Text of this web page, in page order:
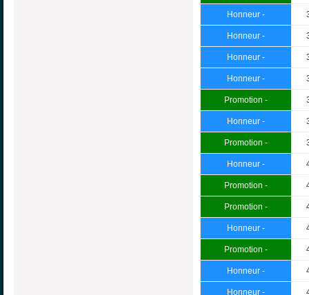
Honneur -
Honneur -
Honneur -
Honneur -
Promotion -
Honneur -
Promotion -
Honneur -
Promotion -
Promotion -
Honneur -
Promotion -
Honneur -
Honneur -